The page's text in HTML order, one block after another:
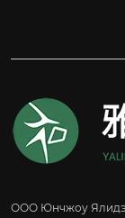
ООО Юнчжоу Ялидэ